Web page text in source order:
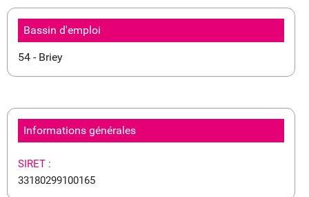
Bassin d'emploi
54 - Briey
Informations générales
SIRET :
33180299100165